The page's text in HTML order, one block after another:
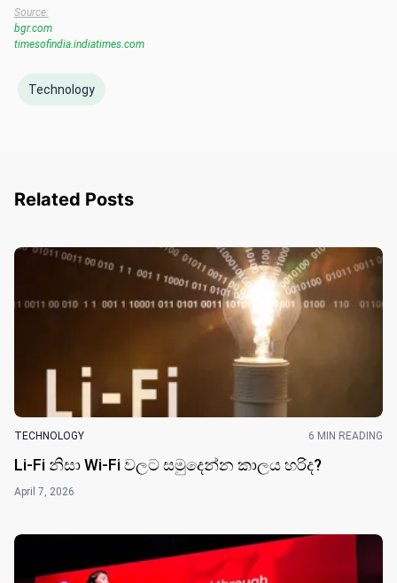
Source:
bgr.com
timesofindia.indiatimes.com
Technology
Related Posts
TECHNOLOGY 6 MIN READING
Li-Fi නිසා Wi-Fi වලට සමුදෙන්න කාලය හරිද?
April 7, 2026